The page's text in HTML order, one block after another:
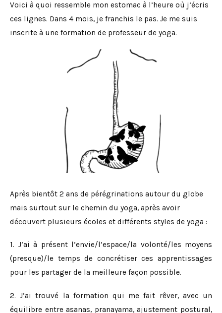
Voici à quoi ressemble mon estomac à l’heure où j’écris
ces lignes. Dans 4 mois, je franchis le pas. Je me suis
inscrite à une formation de professeur de yoga.
Après bientôt 2 ans de pérégrinations autour du globe
mais surtout sur le chemin du yoga, après avoir
découvert plusieurs écoles et différents styles de yoga :
1. J’ai à présent l’envie/l’espace/la volonté/les moyens
(presque)/le temps de concrétiser ces apprentissages
pour les partager de la meilleure façon possible.
2. J’ai trouvé la formation qui me fait rêver, avec un
équilibre entre asanas, pranayama, ajustement postural,